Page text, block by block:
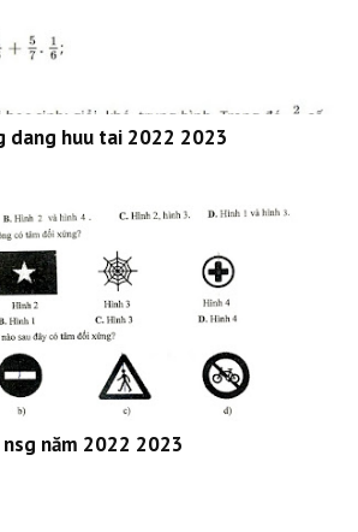
dang huu tai 2022 2023
năm 2022 2023